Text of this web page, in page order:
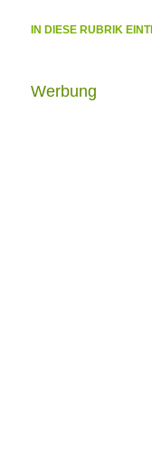
IN DIESE RUBRIK
Werbung